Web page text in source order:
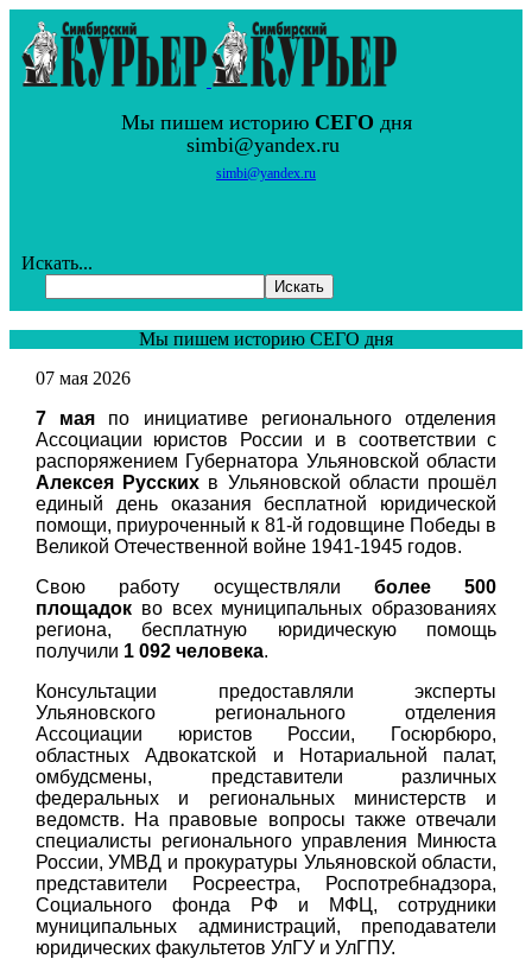
Мы пишем историю СЕГО дня
simbi@yandex.ru
simbi@yandex.ru
Искать...
Искать
Мы пишем историю СЕГО дня
07 мая 2026
7 маяпо инициативе регионального отделения
Ассоциации юристов России и в соответствии с
распоряжением Губернатора Ульяновской области
Алексея Русскихв Ульяновской области прошёл
единый день оказания бесплатной юридической
помощи, приуроченный к 81-й годовщине Победы в
Великой Отечественной войне 1941-1945 годов.
Свою работу осуществляли более 500
площадокво всех муниципальных образованиях
региона, бесплатную юридическую помощь
получили 1 092 человека.
Консультации предоставляли эксперты
Ульяновского регионального отделения
Ассоциации юристов России, Госюрбюро,
областных Адвокатской и Нотариальной палат,
омбудсмены, представители различных
федеральных и региональных министерств и
ведомств. На правовые вопросы также отвечали
специалисты регионального управления Минюста
России, УМВД и прокуратуры Ульяновской области,
представители Росреестра, Роспотребнадзора,
Социального фонда РФ и МФЦ, сотрудники
муниципальных администраций, преподаватели
юридических факультетов УлГУ и УлГПУ.